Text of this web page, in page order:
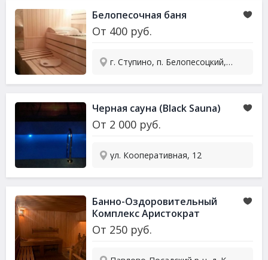
Белопесочная баня
От 400 руб.
г. Ступино, п. Белопесоцкий, ул. Акри, 34
Черная сауна (Black Sauna)
От 2 000 руб.
ул. Кооперативная, 12
Банно-Оздоровительный
Комплекс Аристократ
От 250 руб.